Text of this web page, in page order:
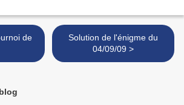
Solution de l'énigme du
04/09/09 >